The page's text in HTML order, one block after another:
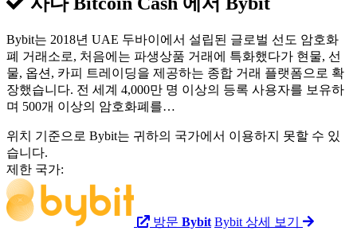
Bybit는 2018년 UAE 두바이에서 설립된 글로벌 선도 암호화
폐 거래소로, 처음에는 파생상품 거래에 특화했다가 현물, 선
물, 옵션, 카피 트레이딩을 제공하는 종합 거래 플랫폼으로 확
장했습니다. 전 세계 4,000만 명 이상의 등록 사용자를 보유하
며 500개 이상의 암호화폐를…
위치 기준으로 Bybit는 귀하의 국가에서 이용하지 못할 수 있
습니다.
제한 국가:
방문 Bybit Bybit 상세 보기